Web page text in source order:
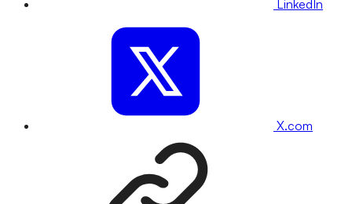
LinkedIn
X.com